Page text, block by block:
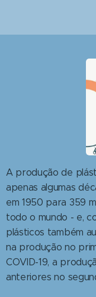
A produção de
apenas algumas
em 1950 para 359
todo o mundo - e,
plásticos também
na produção no
COVID-19, a
anteriores no